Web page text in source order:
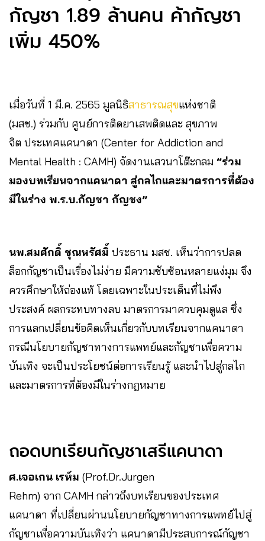
กัญชา 1.89 ล้านคน ค้ากัญชา
เพิ่ม 450%
เมื่อวันที่ 1 มี.ค. 2565 มูลนิธิสาธารณสุขแห่งชาติ
(มสช.) ร่วมกับ ศูนย์การติดยาเสพติดและ สุขภาพ
จิต ประเทศแคนาดา (Center for Addiction and
Mental Health : CAMH) จัดงานเสวนาโต๊ะกลม “ร่วม
มองบทเรียนจากแคนาดา สู่กลไกและมาตรการที่ต้อง
มีในร่าง พ.ร.บ.กัญชา กัญชง”
นพ.สมศักดิ์ ชุณหรัศมิ์ ประธาน มสช. เห็นว่าการปลด
ล็อกกัญชาเป็นเรื่องไม่ง่าย มีความซับซ้อนหลายแง่มุม จึง
ควรศึกษาให้ถ่องแท้ โดยเฉพาะในประเด็นที่ไม่พึง
ประสงค์ ผลกระทบทางลบ มาตรการมาควบคุมดูแล ซึ่ง
การแลกเปลี่ยนข้อคิดเห็นเกี่ยวกับบทเรียนจากแคนาดา
กรณีนโยบายกัญชาทางการแพทย์และกัญชาเพื่อความ
บันเทิง จะเป็นประโยชน์ต่อการเรียนรู้ และนำไปสู่กลไก
และมาตรการที่ต้องมีในร่างกฎหมาย
ถอดบทเรียนกัญชาเสรีแคนาดา
ศ.เจอเกน เรห์ม (Prof.Dr.Jurgen
Rehm) จาก CAMH กล่าวถึงบทเรียนของประเทศ
แคนาดา ที่เปลี่ยนผ่านนโยบายกัญชาทางการแพทย์ไปสู่
กัญชาเพื่อความบันเทิงว่า แคนาดามีประสบการณ์กัญชา